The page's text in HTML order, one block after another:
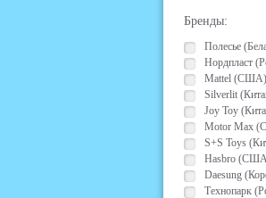
Бренды:
Полесье
Нордпласт
Mattel (США)
Silverlit
Joy Toy
Motor Max
S+S Toys
Hasbro
Daesung
Технопарк